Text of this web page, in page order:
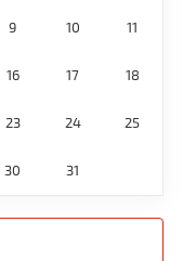
9 10 11
16 17 18
23 24 25
30 31